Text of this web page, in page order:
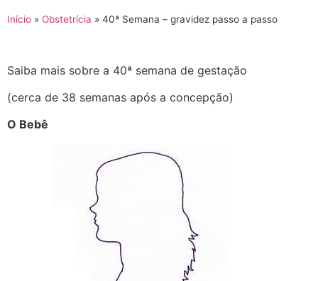
Início » Obstetrícia » 40ª Semana – gravidez passo a passo
Saiba mais sobre a 40ª semana de gestação
(cerca de 38 semanas após a concepção)
O Bebê